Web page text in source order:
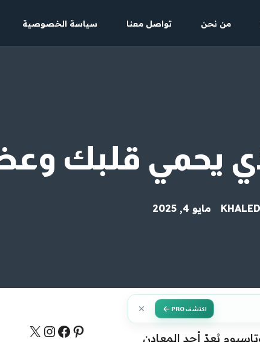
من نحن تواصل معنا سياسة الخصوصية
يحمي قلبك
مايو 4, 2025
اكتشف PRO
يُعدّ أحد المعادن